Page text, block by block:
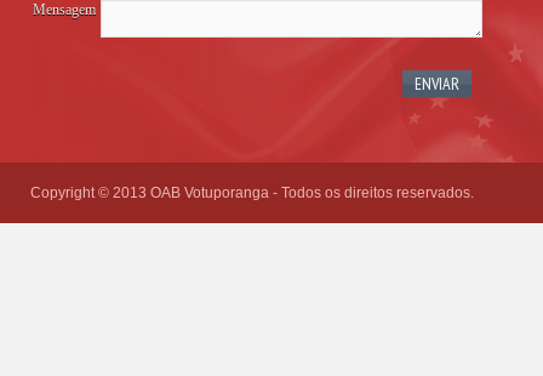
Mensagem
Copyright © 2013 OAB Votuporanga - Todos os direitos reservados.